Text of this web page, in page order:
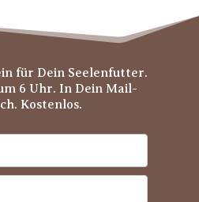
für Dein Seelenfutter.
6 Uhr. In Dein Mail-
Kostenlos.